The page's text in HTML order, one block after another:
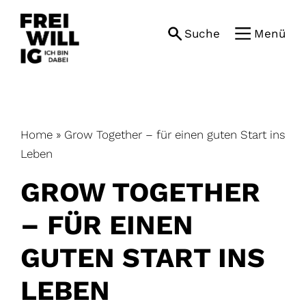
content
Suche Menü
Home » Grow Together – für einen guten Start ins
Leben
GROW TOGETHER
– FÜR EINEN
GUTEN START INS
LEBEN